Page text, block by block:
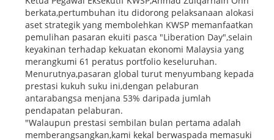
berkata,pertumbuhan itu didorong pelaksanaan alokasi
aset strategik yang membolehkan KWSP memanfaatkan
pemulihan pasaran ekuiti pasca "Liberation Day",selain
keyakinan terhadap kekuatan ekonomi Malaysia yang
merangkumi 61 peratus portfolio keseluruhan.
Menurutnya,pasaran global turut menyumbang kepada
prestasi kukuh suku ini,dengan pelaburan
antarabangsa menjana 53% daripada jumlah
pendapatan pelaburan.
"Walaupun prestasi sembilan bulan pertama adalah
memberangsangkan,kami kekal berwaspada memasuki